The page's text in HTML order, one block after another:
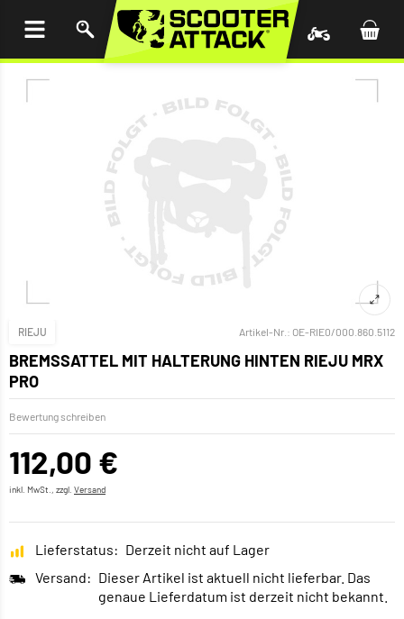
RIEJU Artikel-Nr.: OE-RIE0/000.860.5112
BREMSSATTEL MIT HALTERUNG HINTEN RIEJU MRX
PRO
Bewertung schreiben
112,00 €
inkl. MwSt., zzgl. Versand
Lieferstatus: Derzeit nicht auf Lager
Versand: Dieser Artikel ist aktuell nicht lieferbar. Das
genaue Lieferdatum ist derzeit nicht bekannt.